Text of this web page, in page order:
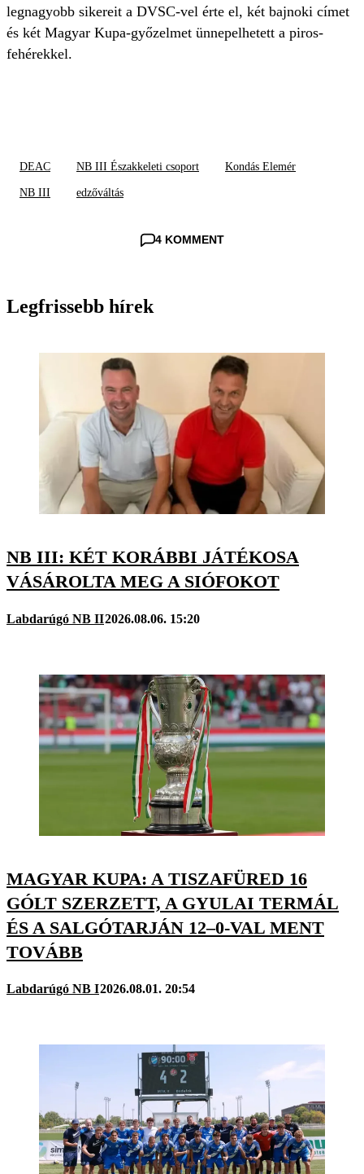
legnagyobb sikereit a DVSC-vel érte el, két bajnoki címet
és két Magyar Kupa-győzelmet ünnepelhetett a piros-
fehérekkel.
DEAC NB III Északkeleti csoport Kondás Elemér
NB III edzőváltás
4 KOMMENT
Legfrissebb hírek
NB III: KÉT KORÁBBI JÁTÉKOSA
VÁSÁROLTA MEG A SIÓFOKOT
Labdarúgó NB II2026.08.06. 15:20
MAGYAR KUPA: A TISZAFÜRED 16
GÓLT SZERZETT, A GYULAI TERMÁL
ÉS A SALGÓTARJÁN 12–0-VAL MENT
TOVÁBB
Labdarúgó NB I2026.08.01. 20:54